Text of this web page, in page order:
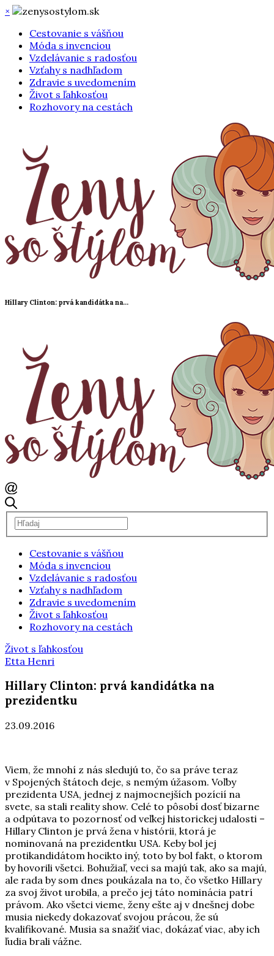
×
Cestovanie s vášňou
Móda s invenciou
Vzdelávanie s radosťou
Vzťahy s nadhľadom
Zdravie s uvedomením
Život s ľahkosťou
Rozhovory na cestách
Hillary Clinton: prvá kandidátka na...
Cestovanie s vášňou
Móda s invenciou
Vzdelávanie s radosťou
Vzťahy s nadhľadom
Zdravie s uvedomením
Život s ľahkosťou
Rozhovory na cestách
Život s ľahkosťou
Etta Henri
Hillary Clinton: prvá kandidátka na
prezidentku
23.09.2016
Viem, že mnohí z nás sledujú to, čo sa práve teraz
v Spojených štátoch deje, s nemým úžasom. Voľby
prezidenta USA, jednej z najmocnejších pozícií na
svete, sa stali reality show. Celé to pôsobí dosť bizarne
a odpútava to pozornosť od veľkej historickej udalosti –
Hillary Clinton je prvá žena v histórii, ktorá je
nominovaná na prezidentku USA. Keby bol jej
protikandidátom hocikto iný, toto by bol fakt, o ktorom
by hovorili všetci. Bohužiaľ, veci sa majú tak, ako sa majú,
ale rada by som dnes poukázala na to, čo všetko Hillary
za svoj život urobila, a prečo jej táto nominácia patrí
právom. Ako všetci vieme, ženy ešte aj v dnešnej dobe
musia niekedy dokazovať svojou prácou, že sú
kvalifikované. Musia sa snažiť viac, dokázať viac, aby ich
ľudia brali vážne.